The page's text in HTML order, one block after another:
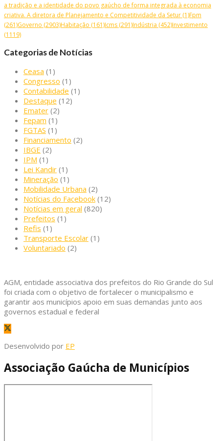
a tradição e a identidade do povo gaúcho de forma integrada à economia
criativa. A diretora de Planejamento e Competitividade da Setur (1)Fpm
(261)Governo (2903)Habitação (161)Icms (291)Indústria (452)Investimento
(1119)
Categorias de Notícias
Ceasa (1)
Congresso (1)
Contabilidade (1)
Destaque (12)
Emater (2)
Fepam (1)
FGTAS (1)
Financiamento (2)
IBGE (2)
IPM (1)
Lei Kandir (1)
Mineração (1)
Mobilidade Urbana (2)
Notícias do Facebook (12)
Notícias em geral (820)
Prefeitos (1)
Refis (1)
Transporte Escolar (1)
Voluntariado (2)
AGM, entidade associativa dos prefeitos do Rio Grande do Sul
foi criada com o objetivo de fortalecer o municipalismo e
garantir aos municípios apoio em suas demandas junto aos
governos estadual e federal
Desenvolvido por EP
Associação Gaúcha de Municípios